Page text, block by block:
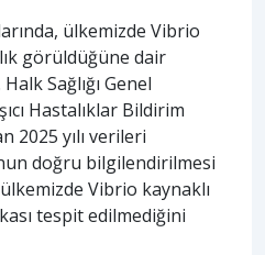
ülkemizde Vibrio
görüldüğüne dair
Sağlığı Genel
Hastalıklar Bildirim
2025 yılı verileri
doğru bilgilendirilmesi
Vibrio kaynaklı
tespit edilmediğini